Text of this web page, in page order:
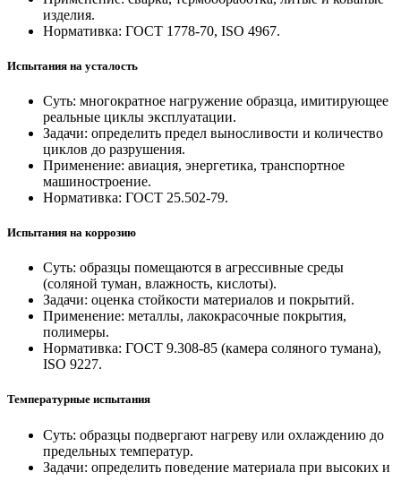
изделия.
Нормативка: ГОСТ 1778-70, ISO 4967.
Испытания на усталость
Суть: многократное нагружение образца, имитирующее
реальные циклы эксплуатации.
Задачи: определить предел выносливости и количество
циклов до разрушения.
Применение: авиация, энергетика, транспортное
машиностроение.
Нормативка: ГОСТ 25.502-79.
Испытания на коррозию
Суть: образцы помещаются в агрессивные среды
(соляной туман, влажность, кислоты).
Задачи: оценка стойкости материалов и покрытий.
Применение: металлы, лакокрасочные покрытия,
полимеры.
Нормативка: ГОСТ 9.308-85 (камера соляного тумана),
ISO 9227.
Температурные испытания
Суть: образцы подвергают нагреву или охлаждению до
предельных температур.
Задачи: определить поведение материала при высоких и